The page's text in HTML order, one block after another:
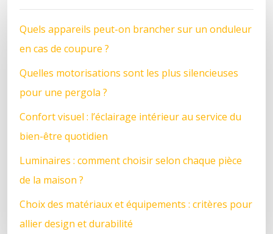
Quels appareils peut-on brancher sur un onduleur
en cas de coupure ?
Quelles motorisations sont les plus silencieuses
pour une pergola ?
Confort visuel : l’éclairage intérieur au service du
bien-être quotidien
Luminaires : comment choisir selon chaque pièce
de la maison ?
Choix des matériaux et équipements : critères pour
allier design et durabilité